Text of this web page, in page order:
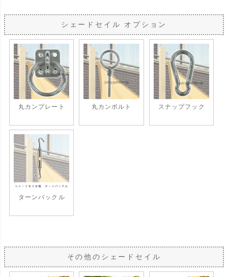
シェードセイル オプション
丸カンプレート 丸カンボルト スナップフック
ターンバックル
その他のシェードセイル